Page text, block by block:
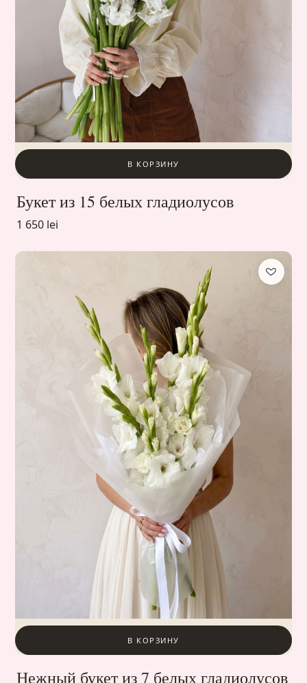
В КОРЗИНУ
Букет из 15 белых гладиолусов
1 650 lei
В КОРЗИНУ
Нежный букет из 7 белых гладиолусов